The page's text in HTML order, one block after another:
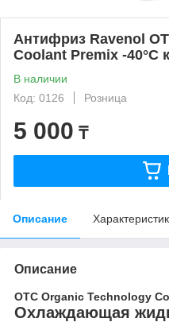
Антифриз Ravenol
Coolant Premix -40°C
В наличии
Код: 0126
Розница
5 000 ₸
Описание
Описание
OTC Organic Technology
Охлаждающая